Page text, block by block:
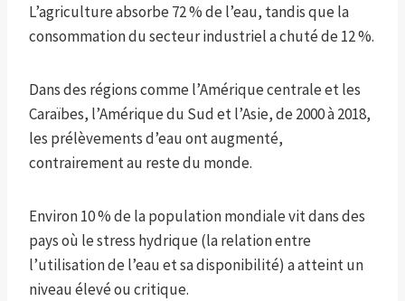
L’agriculture absorbe 72 % de l’eau, tandis que la
consommation du secteur industriel a chuté de 12 %.
Dans des régions comme l’Amérique centrale et les
Caraïbes, l’Amérique du Sud et l’Asie, de 2000 à 2018,
les prélèvements d’eau ont augmenté,
contrairement au reste du monde.
Environ 10 % de la population mondiale vit dans des
pays où le stress hydrique (la relation entre
l’utilisation de l’eau et sa disponibilité) a atteint un
niveau élevé ou critique.